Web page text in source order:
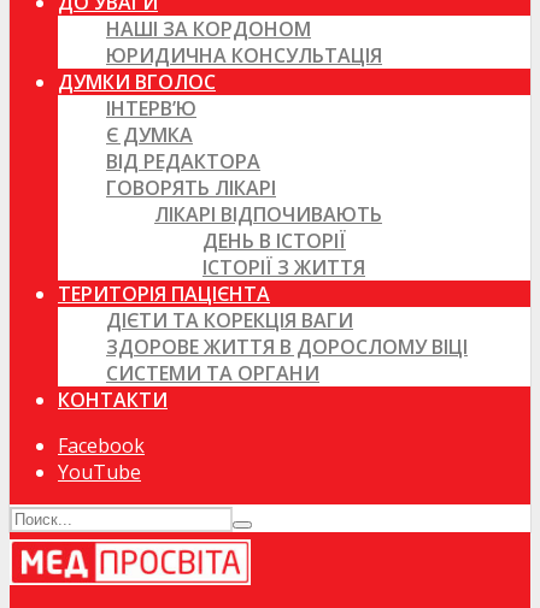
НАШІ ЗА КОРДОНОМ
ЮРИДИЧНА КОНСУЛЬТАЦІЯ
ДУМКИ ВГОЛОС
ІНТЕРВ’Ю
Є ДУМКА
ВІД РЕДАКТОРА
ГОВОРЯТЬ ЛІКАРІ
ЛІКАРІ ВІДПОЧИВАЮТЬ
ДЕНЬ В ІСТОРІЇ
ІСТОРІЇ З ЖИТТЯ
ТЕРИТОРІЯ ПАЦІЄНТА
ДІЄТИ ТА КОРЕКЦІЯ ВАГИ
ЗДОРОВЕ ЖИТТЯ В ДОРОСЛОМУ ВІЦІ
СИСТЕМИ ТА ОРГАНИ
КОНТАКТИ
Facebook
YouTube